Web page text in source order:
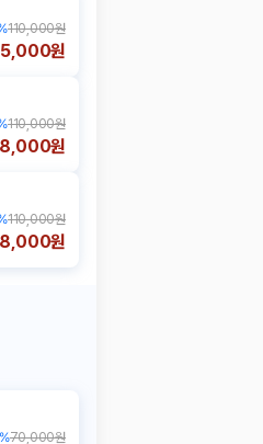
110,000원
원
110,000원
원
110,000원
원
%70,000원